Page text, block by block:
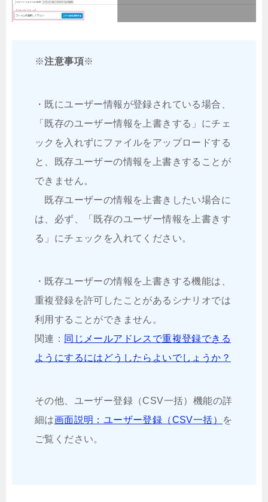
※注意事項※
・既にユーザー情報が登録されている場合、
「既存のユーザー情報を上書きする」にチェ
ックを入れずにファイルをアップロードする
と、既存ユーザーの情報を上書きすることが
できません。
既存ユーザーの情報を上書きしたい場合に
は、必ず、「既存のユーザー情報を上書きす
る」にチェックを入れてください。
・既存ユーザーの情報を上書きする機能は、
重複登録を許可したことがあるシナリオでは
利用することができません。
関連： 同じメールアドレスで重複登録できる
ようにするにはどうしたらよいでしょうか？
その他、ユーザー登録（CSV一括）機能の詳
細は画面説明：ユーザー登録（CSV一括）
を
ご覧ください。